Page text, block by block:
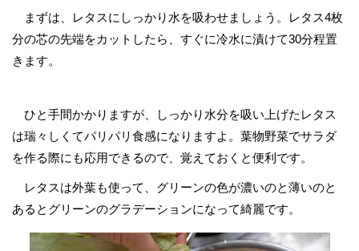
まずは、レタスにしっかり水を吸わせましょう。レタス4枚
分の芯の先端をカットしたら、すぐに冷水に漬けて30分程置
きます。
ひと手間かかりますが、しっかり水分を吸い上げたレタス
は瑞々しくてパリパリ食感になりますよ。葉物野菜でサラダ
を作る際にも応用できるので、覚えておくと便利です。
レタスは外葉も使って、グリーンの色が濃いのと薄いのと
あるとグリーンのグラデーションになって綺麗です。